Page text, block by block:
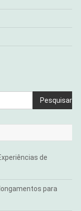
Pesquisar
de
para